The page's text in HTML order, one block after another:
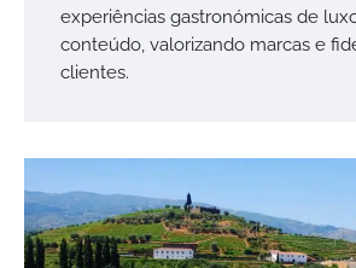
experiências gastronómicas de
conteúdo, valorizando marcas e
clientes.